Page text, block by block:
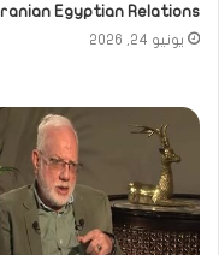
Iranian Egyptian Relations:
يونيو 24, 2026